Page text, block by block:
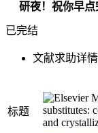
研夜！祝你早点
已完结
文献求助详情
标题
substitutes:
and